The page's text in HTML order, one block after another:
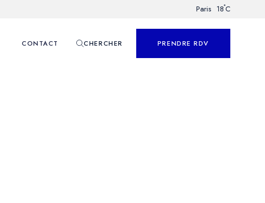
Paris 18°C
CONTACT CHERCHER PRENDRE RDV